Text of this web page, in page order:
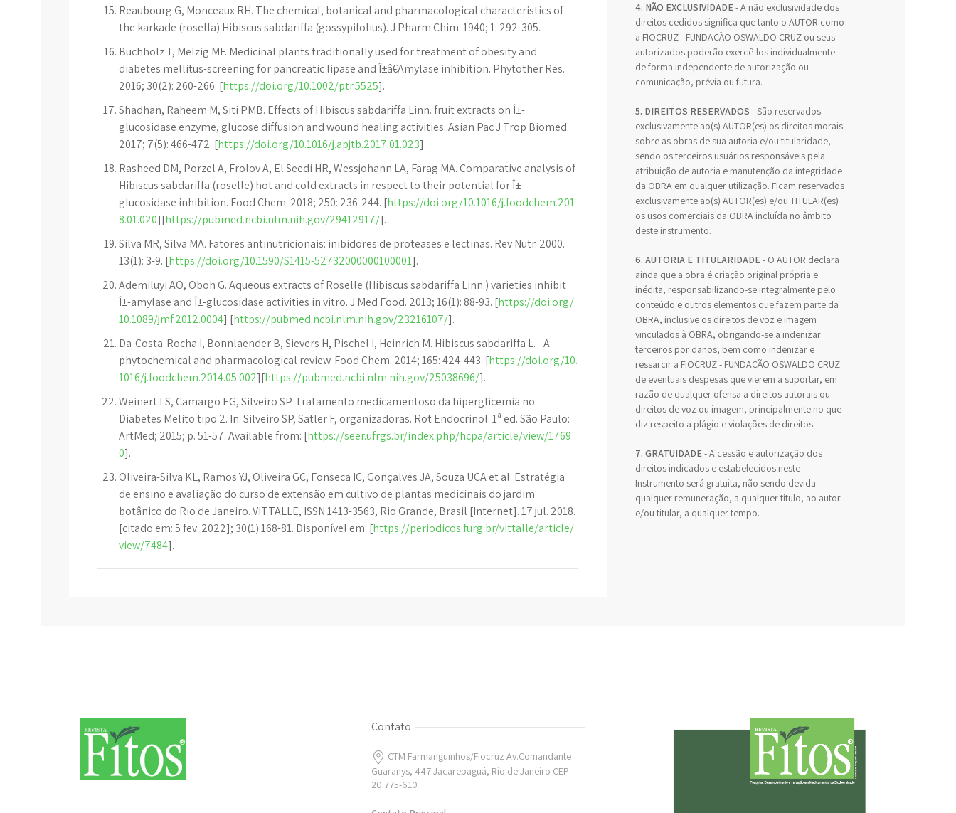
Reaubourg G, Monceaux RH. The chemical, botanical and pharmacological characteristics of
the karkade (rosella) Hibiscus sabdariffa (gossypifolius). J Pharm Chim. 1940; 1: 292-305.
Buchholz T, Melzig MF. Medicinal plants traditionally used for treatment of obesity and
diabetes mellitus-screening for pancreatic lipase and Î±â€Amylase inhibition. Phytother Res.
2016; 30(2): 260-266. [https://doi.org/10.1002/ptr.5525].
Shadhan, Raheem M, Siti PMB. Effects of Hibiscus sabdariffa Linn. fruit extracts on Î±-
glucosidase enzyme, glucose diffusion and wound healing activities. Asian Pac J Trop Biomed.
2017; 7(5): 466-472. [https://doi.org/10.1016/j.apjtb.2017.01.023].
Rasheed DM, Porzel A, Frolov A, El Seedi HR, Wessjohann LA, Farag MA. Comparative analysis of
Hibiscus sabdariffa (roselle) hot and cold extracts in respect to their potential for Î±-
glucosidase inhibition. Food Chem. 2018; 250: 236-244. [https://doi.org/10.1016/j.foodchem.201
8.01.020][https://pubmed.ncbi.nlm.nih.gov/29412917/].
Silva MR, Silva MA. Fatores antinutricionais: inibidores de proteases e lectinas. Rev Nutr. 2000.
13(1): 3-9. [https://doi.org/10.1590/S1415-52732000000100001].
Ademiluyi AO, Oboh G. Aqueous extracts of Roselle (Hibiscus sabdariffa Linn.) varieties inhibit
Î±-amylase and Î±-glucosidase activities in vitro. J Med Food. 2013; 16(1): 88-93. [https://doi.org/
10.1089/jmf.2012.0004] [https://pubmed.ncbi.nlm.nih.gov/23216107/].
Da-Costa-Rocha I, Bonnlaender B, Sievers H, Pischel I, Heinrich M. Hibiscus sabdariffa L. - A
phytochemical and pharmacological review. Food Chem. 2014; 165: 424-443. [https://doi.org/10.
1016/j.foodchem.2014.05.002][https://pubmed.ncbi.nlm.nih.gov/25038696/].
Weinert LS, Camargo EG, Silveiro SP. Tratamento medicamentoso da hiperglicemia no
Diabetes Melito tipo 2. In: Silveiro SP, Satler F, organizadoras. Rot Endocrinol. 1ª ed. São Paulo:
ArtMed; 2015; p. 51-57. Available from: [https://seer.ufrgs.br/index.php/hcpa/article/view/1769
0].
Oliveira-Silva KL, Ramos YJ, Oliveira GC, Fonseca IC, Gonçalves JA, Souza UCA et al. Estratégia
de ensino e avaliação do curso de extensão em cultivo de plantas medicinais do jardim
botânico do Rio de Janeiro. VITTALLE, ISSN 1413-3563, Rio Grande, Brasil [Internet]. 17 jul. 2018.
[citado em: 5 fev. 2022]; 30(1):168-81. Disponível em: [https://periodicos.furg.br/vittalle/article/
view/7484].
4. NÃO EXCLUSIVIDADE- A não exclusividade dos
direitos cedidos significa que tanto o AUTOR como
a FIOCRUZ - FUNDAÇÃO OSWALDO CRUZ ou seus
autorizados poderão exercê-los individualmente
de forma independente de autorização ou
comunicação, prévia ou futura.
5. DIREITOS RESERVADOS - São reservados
exclusivamente ao(s) AUTOR(es) os direitos morais
sobre as obras de sua autoria e/ou titularidade,
sendo os terceiros usuários responsáveis pela
atribuição de autoria e manutenção da integridade
da OBRA em qualquer utilização. Ficam reservados
exclusivamente ao(s) AUTOR(es) e/ou TITULAR(es)
os usos comerciais da OBRA incluída no âmbito
deste instrumento.
6. AUTORIA E TITULARIDADE- O AUTOR declara
ainda que a obra é criação original própria e
inédita, responsabilizando-se integralmente pelo
conteúdo e outros elementos que fazem parte da
OBRA, inclusive os direitos de voz e imagem
vinculados à OBRA, obrigando-se a indenizar
terceiros por danos, bem como indenizar e
ressarcir a FIOCRUZ - FUNDAÇÃO OSWALDO CRUZ
de eventuais despesas que vierem a suportar, em
razão de qualquer ofensa a direitos autorais ou
direitos de voz ou imagem, principalmente no que
diz respeito a plágio e violações de direitos.
7. GRATUIDADE- A cessão e autorização dos
direitos indicados e estabelecidos neste
Instrumento será gratuita, não sendo devida
qualquer remuneração, a qualquer título, ao autor
e/ou titular, a qualquer tempo.
Contato
CTM Farmanguinhos/Fiocruz Av.Comandante
Guaranys, 447 Jacarepaguá, Rio de Janeiro CEP
20.775-610